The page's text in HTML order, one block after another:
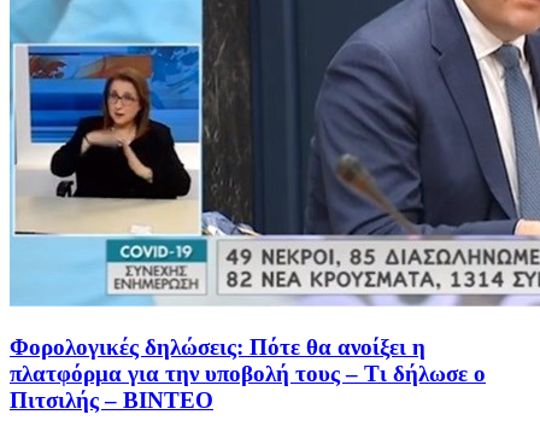
Φορολογικές δηλώσεις: Πότε θα ανοίξει η
πλατφόρμα για την υποβολή τους – Τι δήλωσε ο
Πιτσιλής – ΒΙΝΤΕΟ